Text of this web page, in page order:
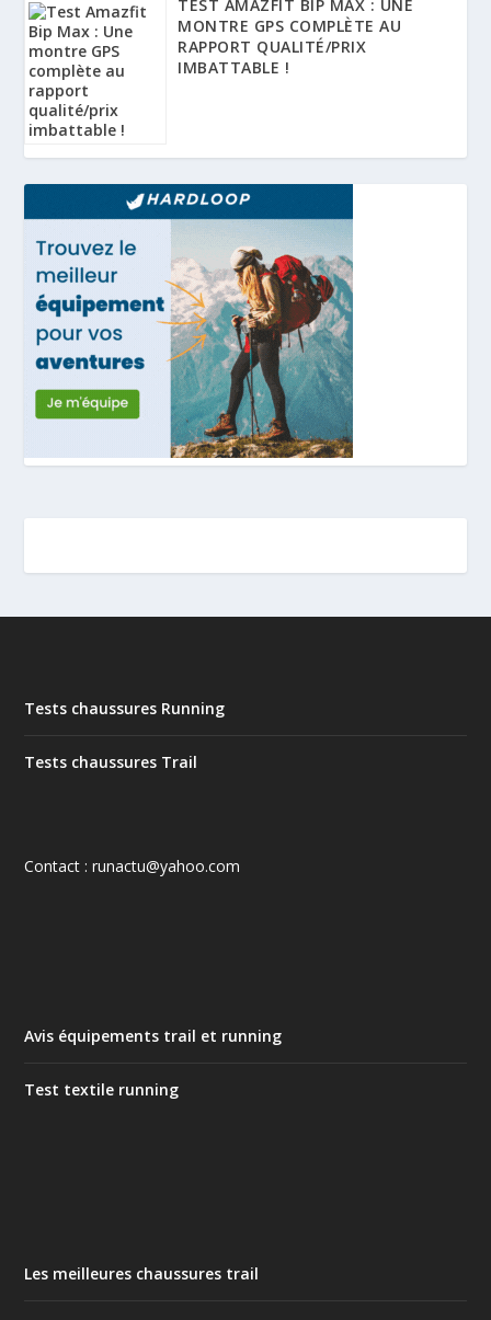
TEST AMAZFIT BIP MAX : UNE
MONTRE GPS COMPLÈTE AU
RAPPORT QUALITÉ/PRIX
IMBATTABLE !
Tests chaussures Running
Tests chaussures Trail
Contact : runactu@yahoo.com
Avis équipements trail et running
Test textile running
Les meilleures chaussures trail